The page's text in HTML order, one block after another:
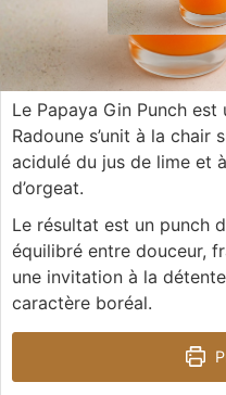
Papaya Gin
Le Papaya Gin Punch
Radoune s’unit à la chair
acidulé du jus de lime et
d’orgeat.
Le résultat est un punch
équilibré entre douceur,
une invitation à la
caractère boréal.